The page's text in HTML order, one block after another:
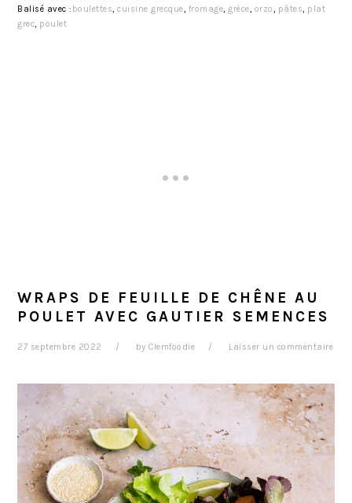
Balisé avec : boulettes,cuisine grecque, fromage,grèce, orzo, pâtes, plat
grec, poulet
WRAPS DE FEUILLE DE CHÊNE AU
POULET AVEC GAUTIER SEMENCES
27 septembre 2022 byClemfoodie Laisser un commentaire